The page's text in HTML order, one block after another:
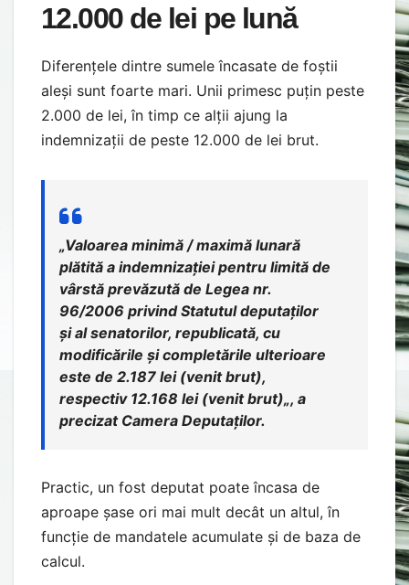
12.000 de lei pe lună
Diferențele dintre sumele încasate de foștii
aleși sunt foarte mari. Unii primesc puțin peste
2.000 de lei, în timp ce alții ajung la
indemnizații de peste 12.000 de lei brut.
„Valoarea minimă / maximă lunară
plătită a indemnizației pentru limită de
vârstă prevăzută de Legea nr.
96/2006 privind Statutul deputaților
și al senatorilor, republicată, cu
modificările și completările ulterioare
este de 2.187 lei (venit brut),
respectiv 12.168 lei (venit brut)„, a
precizat Camera Deputaților.
Practic, un fost deputat poate încasa de
aproape șase ori mai mult decât un altul, în
funcție de mandatele acumulate și de baza de
calcul.